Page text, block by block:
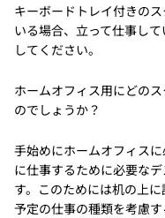
キーボードトレイ付きの
いる場合、立って仕事し
してください。
ホームオフィス用にどの
のでしょうか？
手始めにホームオフィス
に仕事するために必要な
す。このためには机の上
予定の仕事の種類を考慮す